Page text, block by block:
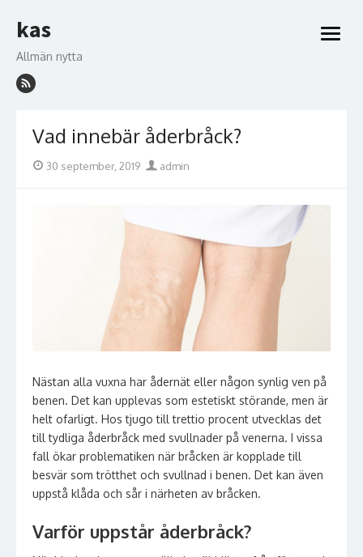
till
kas
Allmän nytta
öppna
Vad innebär åderbråck?
Publicerad
30 september, 2019 Författare
admin
Nästan alla vuxna har ådernät eller någon synlig ven på
benen. Det kan upplevas som estetiskt störande, men är
helt ofarligt. Hos tjugo till trettio procent utvecklas det
till tydliga åderbråck med svullnader på venerna. I vissa
fall ökar problematiken när bråcken är kopplade till
besvär som trötthet och svullnad i benen. Det kan även
uppstå klåda och sår i närheten av bråcken.
Varför uppstår åderbråck?